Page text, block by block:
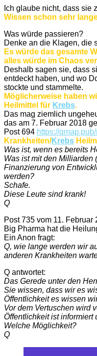
Ich glaube nicht, dass sie
Wissen schon sehr
Was würde passieren?
Denke an die Klagen, die
Es würde das gesamte
alles würde im Chaos
Deshalb sagen sie, dass
entdeckt haben, und wo
stockte und stammelte.
Möglicherweise haben
Heilmittel für Krebs.
Das mag ziemlich
das am 7. Februar 2018
Post 694 https://
Krankheiten/Krebs
Was ist, wenn es bereits
Was ist mit den Milliarden
Finanzierung von
werden?
Schafe.
Diese Leute sind krank!
Q
Post 735 vom 11. Februar
Big Pharma hat die
Ein Anon fragt:
Q, wie lange werden wir
anderen Krankheiten
Q antwortet:
Das Gerede unter den
Sie wissen, dass wir es
Öffentlichkeit es wissen
Vor dem Vertuschen wird
Öffentlichkeit ist informiert
Welche Möglichkeit?
Q